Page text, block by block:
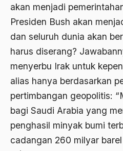
akan menjadi
Presiden Bush akan
dan seluruh dunia akan
harus diserang?
menyerbu Irak untuk
alias hanya berdasarkan
pertimbangan geopolitis:
bagi Saudi Arabia yang
penghasil minyak bumi
cadangan 260 milyar
1993
1992
1990
1989
1988
1987
Adagium
Adaptif Islam
Adat dan Syari'at
Adat Ngada
Adat Pra-Islam
Adat Siri
Adi Sasono